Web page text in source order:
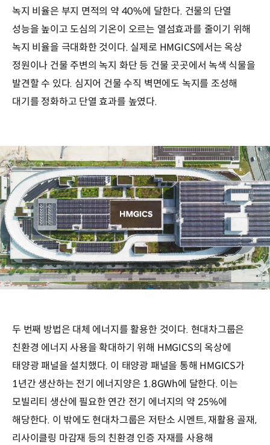
녹지 비율은 부지 면적의 약 40%에 달한다. 건물의 단열
성능을 높이고 도심의 기온이 오르는 열섬효과를 줄이기 위해
녹지 비율을 극대화한 것이다. 실제로 HMGICS에서는 옥상
정원이나 건물 주변의 녹지 화단 등 건물 곳곳에서 녹색 식물을
발견할 수 있다. 심지어 건물 수직 벽면에도 녹지를 조성해
대기를 정화하고 단열 효과를 높였다.
두 번째 방법은 대체 에너지를 활용한 것이다. 현대차그룹은
친환경 에너지 사용을 확대하기 위해 HMGICS의 옥상에
태양광 패널을 설치했다. 이 태양광 패널을 통해 HMGICS가
1년간 생산하는 전기 에너지양은 1.8GWh에 달한다. 이는
모빌리티 생산에 필요한 연간 전기 에너지의 약 25%에
해당한다. 이 밖에도 현대차그룹은 저탄소 시멘트, 재활용 골재,
리사이클링 마감재 등의 친환경 인증 자재를 사용해